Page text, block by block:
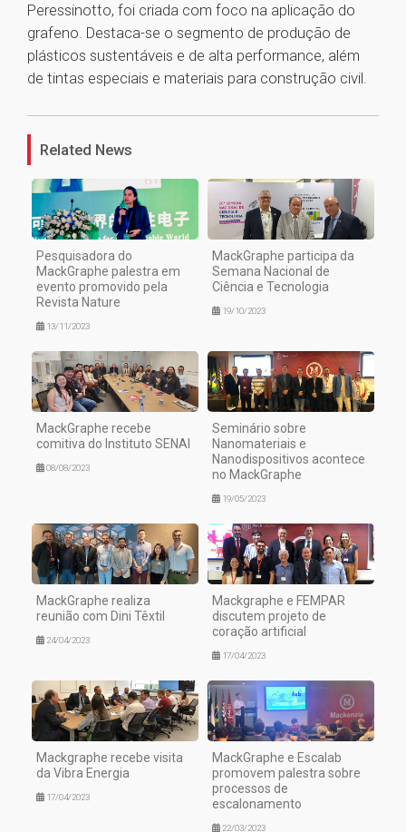
Peressinotto, foi criada com foco na aplicação do
grafeno. Destaca-se o segmento de produção de
plásticos sustentáveis e de alta performance, além
de tintas especiais e materiais para construção civil.
1
Related News
Pesquisadora do
MackGraphe palestra em
evento promovido pela
Revista Nature
13/11/2023
MackGraphe participa da
Semana Nacional de
Ciência e Tecnologia
19/10/2023
MackGraphe recebe
comitiva do Instituto SENAI
08/08/2023
Seminário sobre
Nanomateriais e
Nanodispositivos acontece
no MackGraphe
19/05/2023
MackGraphe realiza
reunião com Dini Têxtil
24/04/2023
Mackgraphe e FEMPAR
discutem projeto de
coração artificial
17/04/2023
Mackgraphe recebe visita
da Vibra Energia
17/04/2023
MackGraphe e Escalab
promovem palestra sobre
processos de
escalonamento
22/03/2023